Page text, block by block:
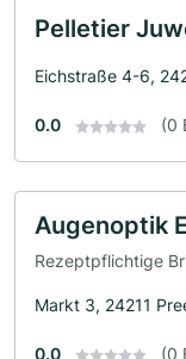
Pelletier
Eichstraße 4-6,
0.0 (0
Augenoptik
Rezeptpflichtige
Markt 3, 24211
0.0 (0